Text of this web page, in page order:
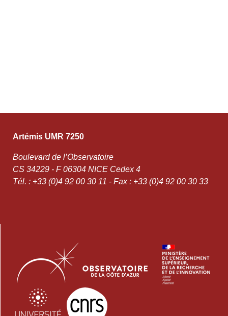
Artémis UMR 7250
Boulevard de l’Observatoire
CS 34229 - F 06304 NICE Cedex 4
Tél. : +33 (0)4 92 00 30 11 - Fax : +33 (0)4 92 00 30 33